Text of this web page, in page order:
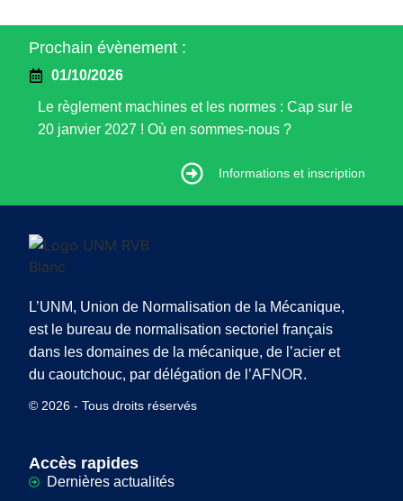
Prochain évènement :
01/10/2026
Le règlement machines et les normes : Cap sur le
20 janvier 2027 ! Où en sommes-nous ?
Informations et inscription
L’UNM, Union de Normalisation de la Mécanique,
est le bureau de normalisation sectoriel français
dans les domaines de la mécanique, de l’acier et
du caoutchouc, par délégation de l’AFNOR.
© 2026 - Tous droits réservés
Accès rapides
Dernières actualités